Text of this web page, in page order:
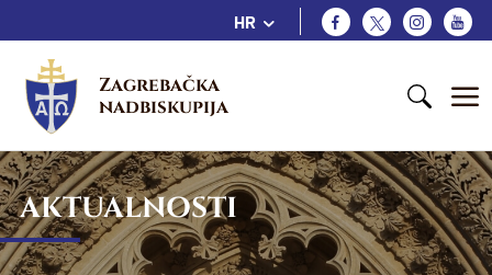
HR
Zagrebačka
nadbiskupija
AKTUALNOSTI